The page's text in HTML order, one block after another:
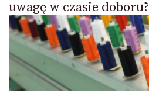
uwagę w czasie doboru?